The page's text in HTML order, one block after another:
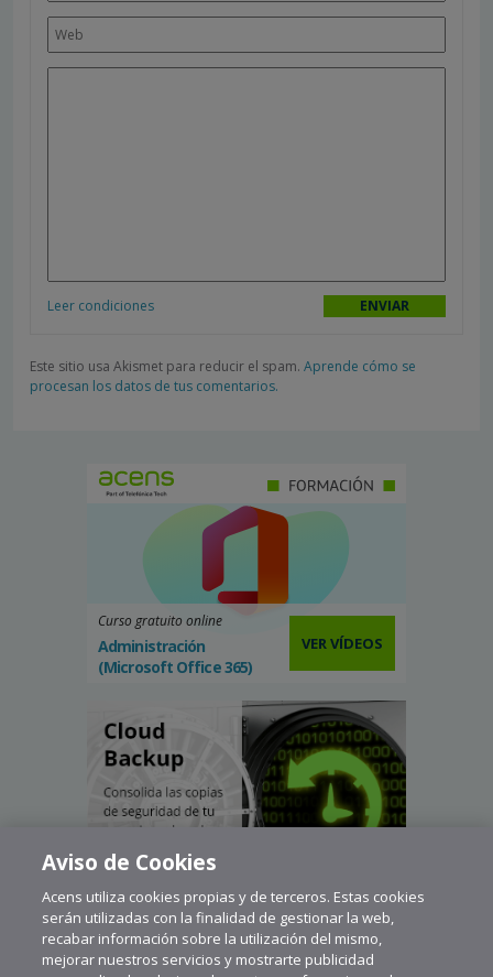
Leer condiciones
Este sitio usa Akismet para reducir el spam. Aprende cómo se
procesan los datos de tus comentarios.
Curso gratuito online
Administración
(Microsoft Office 365)
VER VÍDEOS
Aviso de Cookies
Acens utiliza cookies propias y de terceros. Estas cookies
serán utilizadas con la finalidad de gestionar la web,
recabar información sobre la utilización del mismo,
mejorar nuestros servicios y mostrarte publicidad